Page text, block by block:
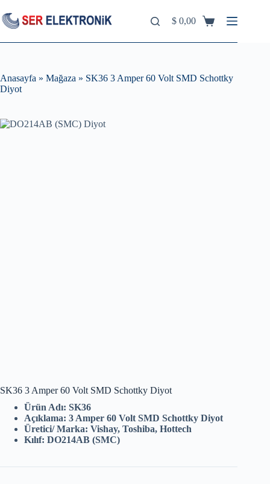
to
content
Shopping
$ 0,00
Anasayfa » Mağaza » SK36 3 Amper 60 Volt SMD Schottky
Diyot
SK36 3 Amper 60 Volt SMD Schottky Diyot
Ürün Adı: SK36
Açıklama: 3 Amper 60 Volt SMD Schottky Diyot
Üretici/ Marka: Vishay, Toshiba, Hottech
Kılıf: DO214AB (SMC)